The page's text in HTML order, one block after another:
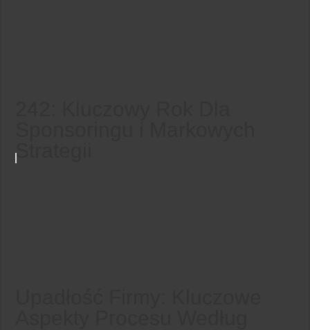
Strategii